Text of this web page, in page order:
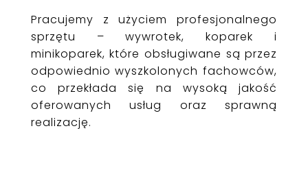
Pracujemy z użyciem profesjonalnego
sprzętu – wywrotek, koparek i
minikoparek, które obsługiwane są przez
odpowiednio wyszkolonych fachowców,
co przekłada się na wysoką jakość
oferowanych usług oraz sprawną
realizację.